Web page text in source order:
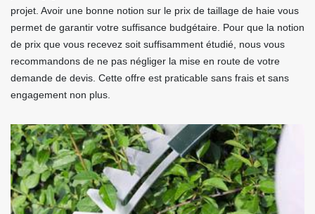
projet. Avoir une bonne notion sur le prix de taillage de haie vous
permet de garantir votre suffisance budgétaire. Pour que la notion
de prix que vous recevez soit suffisamment étudié, nous vous
recommandons de ne pas négliger la mise en route de votre
demande de devis. Cette offre est praticable sans frais et sans
engagement non plus.